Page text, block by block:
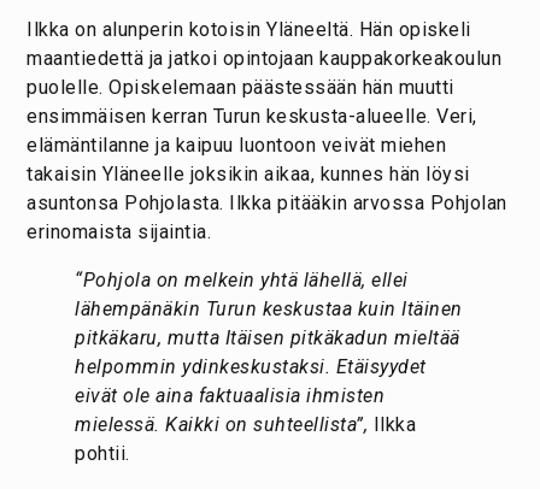
Ilkka on alunperin kotoisin Yläneeltä. Hän opiskeli
maantiedettä ja jatkoi opintojaan kauppakorkeakoulun
puolelle. Opiskelemaan päästessään hän muutti
ensimmäisen kerran Turun keskusta-alueelle. Veri,
elämäntilanne ja kaipuu luontoon veivät miehen
takaisin Yläneelle joksikin aikaa, kunnes hän löysi
asuntonsa Pohjolasta. Ilkka pitääkin arvossa Pohjolan
erinomaista sijaintia.
“Pohjola on melkein yhtä lähellä, ellei
lähempänäkin Turun keskustaa kuin Itäinen
pitkäkaru, mutta Itäisen pitkäkadun mieltää
helpommin ydinkeskustaksi. Etäisyydet
eivät ole aina faktuaalisia ihmisten
mielessä. Kaikki on suhteellista”, Ilkka
pohtii.